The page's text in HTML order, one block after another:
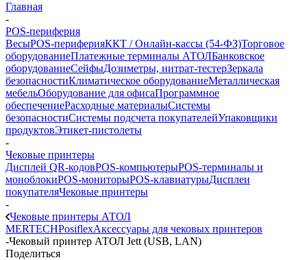
Главная
-
POS-периферия
ВесыPOS-периферияККТ / Онлайн-кассы (54-ФЗ)Торговое
оборудованиеПлатежные терминалы АТОЛБанковское
оборудованиеСейфыДозиметры, нитрат-тестерЗеркала
безопасностиКлиматическое оборудованиеМеталлическая
мебельОборудование для офисаПрограммное
обеспечениеРасходные материалыСистемы
безопасностиСистемы подсчета покупателейУпаковщики
продуктовЭтикет-пистолеты
-
Чековые принтеры
Дисплей QR-кодовPOS-компьютерыPOS-терминалы и
моноблокиPOS-мониторыPOS-клавиатурыДисплеи
покупателяЧековые принтеры
-
Чековые принтеры АТОЛ
MERTECHPosiflexАксессуары для чековых принтеров
-Чековый принтер АТОЛ Jett (USB, LAN)
Поделиться